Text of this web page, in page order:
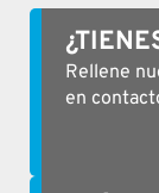
Rellene
en